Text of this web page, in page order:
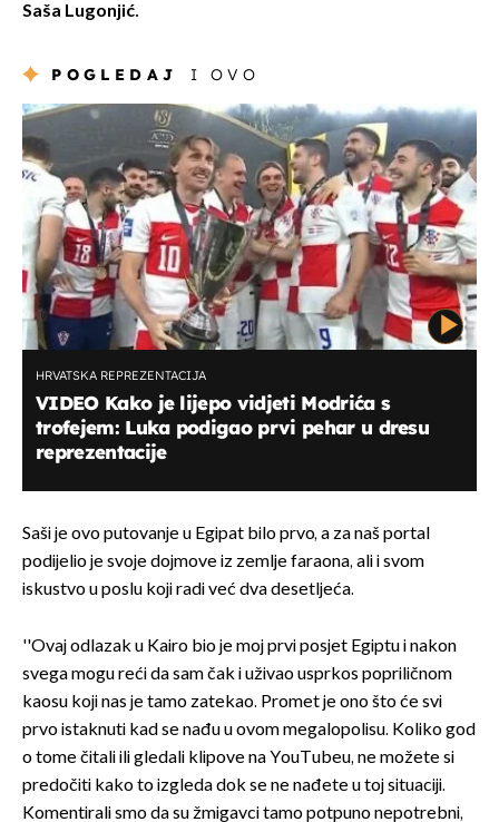
Saša Lugonjić.
POGLEDAJ I OVO
HRVATSKA REPREZENTACIJA
VIDEO Kako je lijepo vidjeti Modrića s
trofejem: Luka podigao prvi pehar u dresu
reprezentacije
Saši je ovo putovanje u Egipat bilo prvo, a za naš portal
podijelio je svoje dojmove iz zemlje faraona, ali i svom
iskustvo u poslu koji radi već dva desetljeća.
''Ovaj odlazak u Kairo bio je moj prvi posjet Egiptu i nakon
svega mogu reći da sam čak i uživao usprkos popriličnom
kaosu koji nas je tamo zatekao. Promet je ono što će svi
prvo istaknuti kad se nađu u ovom megalopolisu. Koliko god
o tome čitali ili gledali klipove na YouTubeu, ne možete si
predočiti kako to izgleda dok se ne nađete u toj situaciji.
Komentirali smo da su žmigavci tamo potpuno nepotrebni,